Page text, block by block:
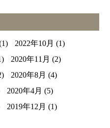
2022年10月 (1)
2020年11月 (2)
2020年8月 (4)
2020年4月 (5)
2019年12月 (1)